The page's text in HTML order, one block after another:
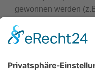
gewonnen werden
Prostata usw.) werden
Pinzette gefasst und